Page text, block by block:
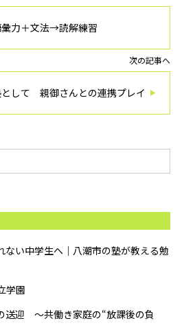
ない中学生へ｜八潮市の塾が教える勉
学園
送迎 ～共働き家庭の“放課後の負
力＋文法→読解練習
次の記事へ
して 親御さんとの連携プレイ